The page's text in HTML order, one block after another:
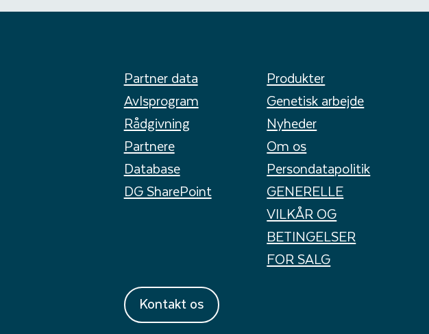
Partner data
Produkter
Avlsprogram
Genetisk arbejde
Rådgivning
Nyheder
Partnere
Om os
Database
Persondatapolitik
DG SharePoint
GENERELLE
VILKÅR OG
BETINGELSER
FOR SALG
Kontakt os